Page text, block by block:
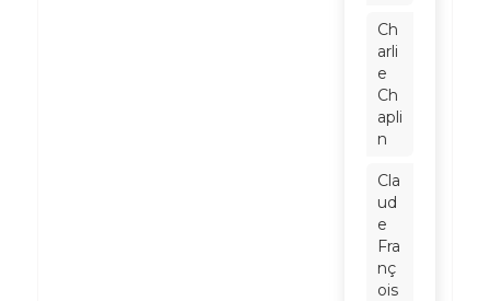
Ch
arli
e
Ch
apli
n
Cla
ud
e
Fra
nç
ois